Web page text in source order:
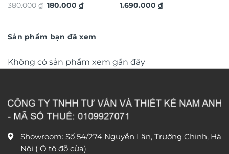
TG4921S
380.000₫ Giá
180.000₫Giá
thuận buồm xuôi gió TDV19
1.690.000 ₫
Sản phẩm bạn đã xem
Không có sản phẩm xem gần đây
Showroom: Số 54/274 Nguyễn Lân, Trường Chinh, Hà
Nội ( Ô tô đỗ cửa)